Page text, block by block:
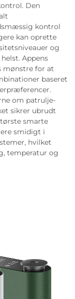
Den
kontrol
kan oprette
og
Appens
for at
baseret
om patrulje-
sikrer ubrudt
smarte
smidigt i
hvilket
temperatur og